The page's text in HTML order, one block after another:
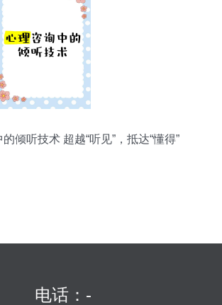
倾听技术 超越“听见”，抵达“懂得”
电话：-